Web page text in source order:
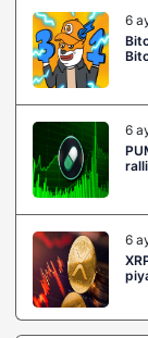
6
6
ralli
6